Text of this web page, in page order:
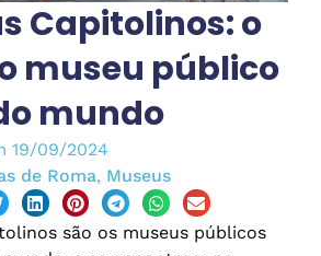
Capitolinos: o
museu público
mundo
19/09/2024
de Roma, Museus
são os museus públicos